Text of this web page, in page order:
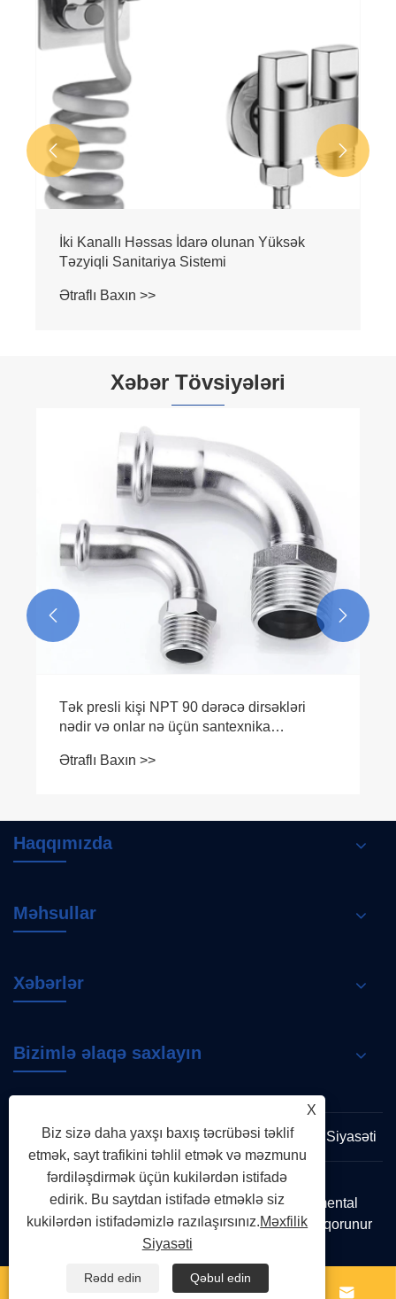
İki Kanallı Həssas İdarə olunan Yüksək
Təzyiqli Sanitariya Sistemi
Ətraflı Baxın >>
 
Xəbər Tövsiyələri
Tək presli kişi NPT 90 dərəcə dirsəkləri
nədir və onlar nə üçün santexnika
Ətraflı Baxın >>
 
Haqqımızda
Məhsullar
Xəbərlər
Bizimlə əlaqə saxlayın
Links Sitemap RSS XML Məxfilik Siyasəti
Copyright © 2026 Zhejiang Shenchi Environmental
Protection Technology Co., Ltd. Bütün hüquqlar qorunur
 
X
Biz sizə daha yaxşı baxış təcrübəsi təklif
etmək, sayt trafikini təhlil etmək və məzmunu
fərdiləşdirmək üçün kukilərdən istifadə
edirik. Bu saytdan istifadə etməklə siz
kukilərdən istifadəmizlə razılaşırsınız.Məxfilik
Siyasəti
Rədd edin Qəbul edin